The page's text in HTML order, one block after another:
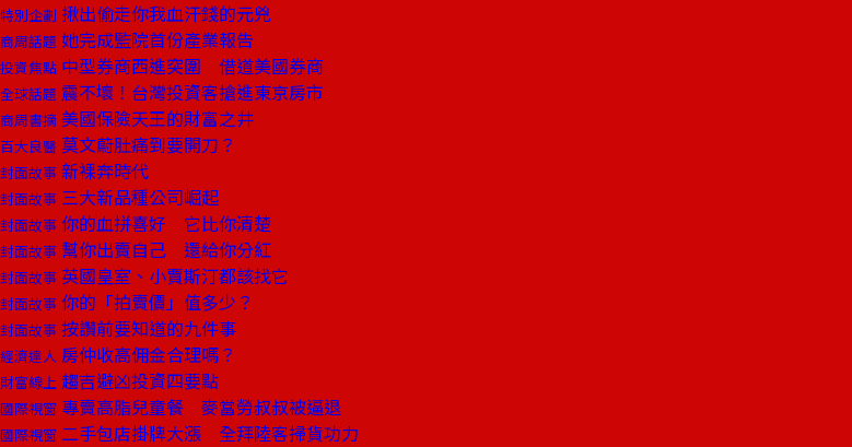
特別企劃 揪出偷走你我血汗錢的元兇
商周話題 她完成監院首份產業報告
投資焦點 中型券商西進突圍 借道美國券商
全球話題 震不壞！台灣投資客搶進東京房市
商周書摘 美國保險天王的財富之井
百大良醫 莫文蔚肚痛到要開刀？
封面故事 新裸奔時代
封面故事 三大新品種公司崛起
封面故事 你的血拼喜好 它比你清楚
封面故事 幫你出賣自己 還給你分紅
封面故事 英國皇室、小賈斯汀都該找它
封面故事 你的「拍賣價」值多少？
封面故事 按讚前要知道的九件事
經濟達人 房仲收高佣金合理嗎？
財富線上 趨吉避凶投資四要點
國際視窗 專賣高脂兒童餐 麥當勞叔叔被逼退
國際視窗 二手包店掛牌大漲 全拜陸客掃貨功力